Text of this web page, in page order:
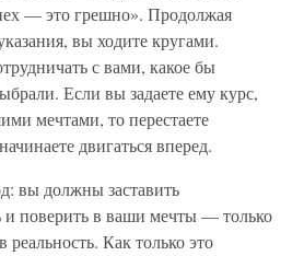
— это грешно». Продолжая
вы ходите кругами.
с вами, какое бы
Если вы задаете ему курс,
мечтами, то перестаете
двигаться вперед.
вы должны заставить
и поверить в ваши мечты — только
Как только это